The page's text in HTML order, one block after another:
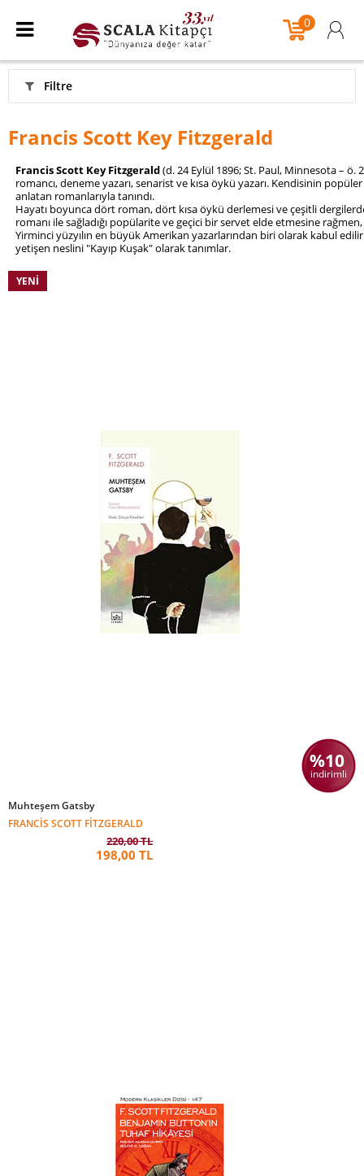
0
Filtre
Francis Scott Key Fitzgerald
Francis Scott Key Fitzgerald(d. 24 Eylül 1896;St. Paul, Minnesota– ö.
romancı, deneme yazarı, senarist ve kısa öykü yazarı. Kendisinin
anlatan romanlarıyla tanındı.
Hayatı boyunca dört roman, dört kısa öykü derlemesi ve çeşitli
romanı ile sağladığı popülarite ve geçici bir servet elde etmesine
Yirminci yüzyılın en büyük Amerikan yazarlarından biri olarak kabul
yetişen neslini "Kayıp Kuşak" olarak tanımlar.
%10
indirimli
YENI
Muhteşem Gatsby
FRANCIS SCOTT FITZGERALD
220,00 TL
198,00 TL